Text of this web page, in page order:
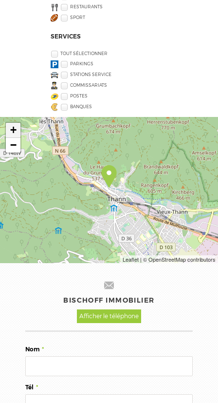
RESTAURANTS
SPORT
SERVICES
TOUT SÉLECTIONNER
PARKINGS
STATIONS SERVICE
COMMISSARIATS
POSTES
BANQUES
+
−
Leaflet| © OpenStreetMap contributors
BISCHOFF IMMOBILIER
Afficher le téléphone
Nom *
Tél *